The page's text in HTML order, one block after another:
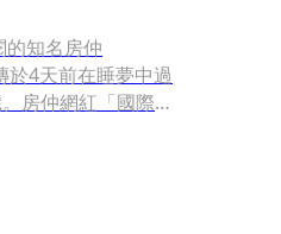
的知名房仲
4天前在睡夢中過
房仲網紅「國際超